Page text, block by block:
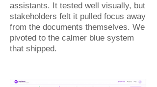
assistants. It tested well visually, but
stakeholders felt it pulled focus away
from the documents themselves. We
pivoted to the calmer blue system
that shipped.